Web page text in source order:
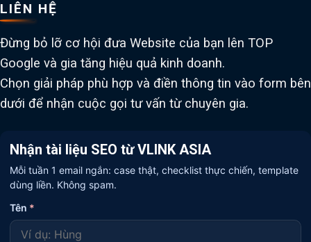
LIÊN HỆ
Đừng bỏ lỡ cơ hội đưa Website của bạn lên TOP
Google và gia tăng hiệu quả kinh doanh.
Chọn giải pháp phù hợp và điền thông tin vào form bên
dưới để nhận cuộc gọi tư vấn từ chuyên gia.
Nhận tài liệu SEO từ VLINK ASIA
Mỗi tuần 1 email ngắn: case thật, checklist thực chiến, template
dùng liền. Không spam.
Tên *